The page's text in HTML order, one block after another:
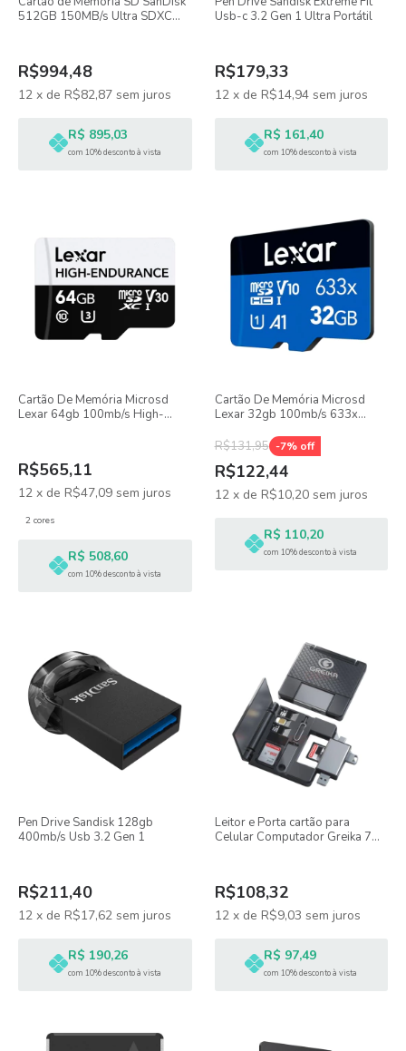
512GB 150MB/s Ultra SDXC
R$994,48
12 x de R$82,87 sem juros
R$ 895,03
com 10% desconto à vista
Usb-c 3.2 Gen 1 Ultra Portátil
R$179,33
12 x de R$14,94 sem juros
R$ 161,40
com 10% desconto à vista
Cartão De Memória Microsd
Lexar 64gb 100mb/s High-
R$565,11
12 x de R$47,09 sem juros
2 cores
R$ 508,60
com 10% desconto à vista
Cartão De Memória Microsd
Lexar 32gb 100mb/s 633x
R$131,95 -7% off
R$122,44
12 x de R$10,20 sem juros
R$ 110,20
com 10% desconto à vista
Pen Drive Sandisk 128gb
400mb/s Usb 3.2 Gen 1
R$211,40
12 x de R$17,62 sem juros
R$ 190,26
com 10% desconto à vista
Leitor e Porta cartão para
Celular Computador Greika 7
R$108,32
12 x de R$9,03 sem juros
R$ 97,49
com 10% desconto à vista